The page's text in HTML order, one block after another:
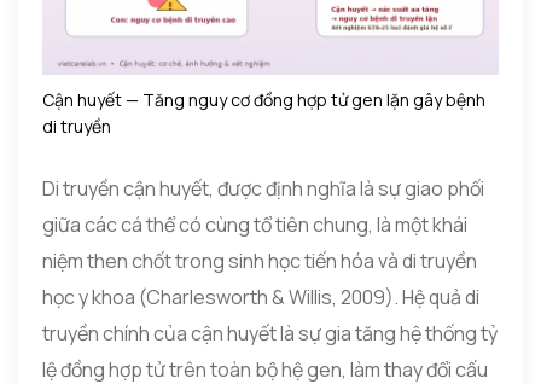
Cận huyết — Tăng nguy cơ đồng hợp tử gen lặn gây bệnh
di truyền
Di truyền cận huyết, được định nghĩa là sự giao phối
giữa các cá thể có cùng tổ tiên chung, là một khái
niệm then chốt trong sinh học tiến hóa và di truyền
học y khoa (Charlesworth & Willis, 2009). Hệ quả di
truyền chính của cận huyết là sự gia tăng hệ thống tỷ
lệ đồng hợp tử trên toàn bộ hệ gen, làm thay đổi cấu